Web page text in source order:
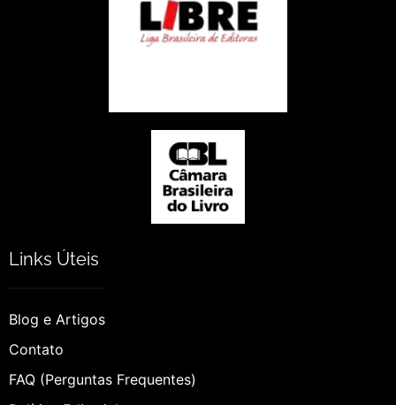
Links Úteis
Blog e Artigos
Contato
FAQ (Perguntas Frequentes)